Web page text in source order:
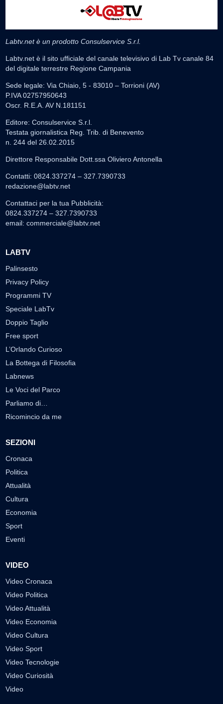
Labtv.net è un prodotto Consulservice S.r.l.
Labtv.net è il sito ufficiale del canale televisivo di Lab Tv canale 84
del digitale terrestre Regione Campania
Sede legale: Via Chiaio, 5 - 83010 – Torrioni (AV)
P.IVA 02757950643
Oscr. R.E.A. AV N.181151
Editore: Consulservice S.r.l.
Testata giornalistica Reg. Trib. di Benevento
n. 244 del 26.02.2015
Direttore Responsabile Dott.ssa Oliviero Antonella
Contatti: 0824.337274 – 327.7390733
redazione@labtv.net
Contattaci per la tua Pubblicità:
0824.337274 – 327.7390733
email: commerciale@labtv.net
LABTV
Palinsesto
Privacy Policy
Programmi TV
Speciale LabTv
Doppio Taglio
Free sport
L’Orlando Curioso
La Bottega di Filosofia
Labnews
Le Voci del Parco
Parliamo di…
Ricomincio da me
SEZIONI
Cronaca
Politica
Attualità
Cultura
Economia
Sport
Eventi
VIDEO
Video Cronaca
Video Politica
Video Attualità
Video Economia
Video Cultura
Video Sport
Video Tecnologie
Video Curiosità
Video